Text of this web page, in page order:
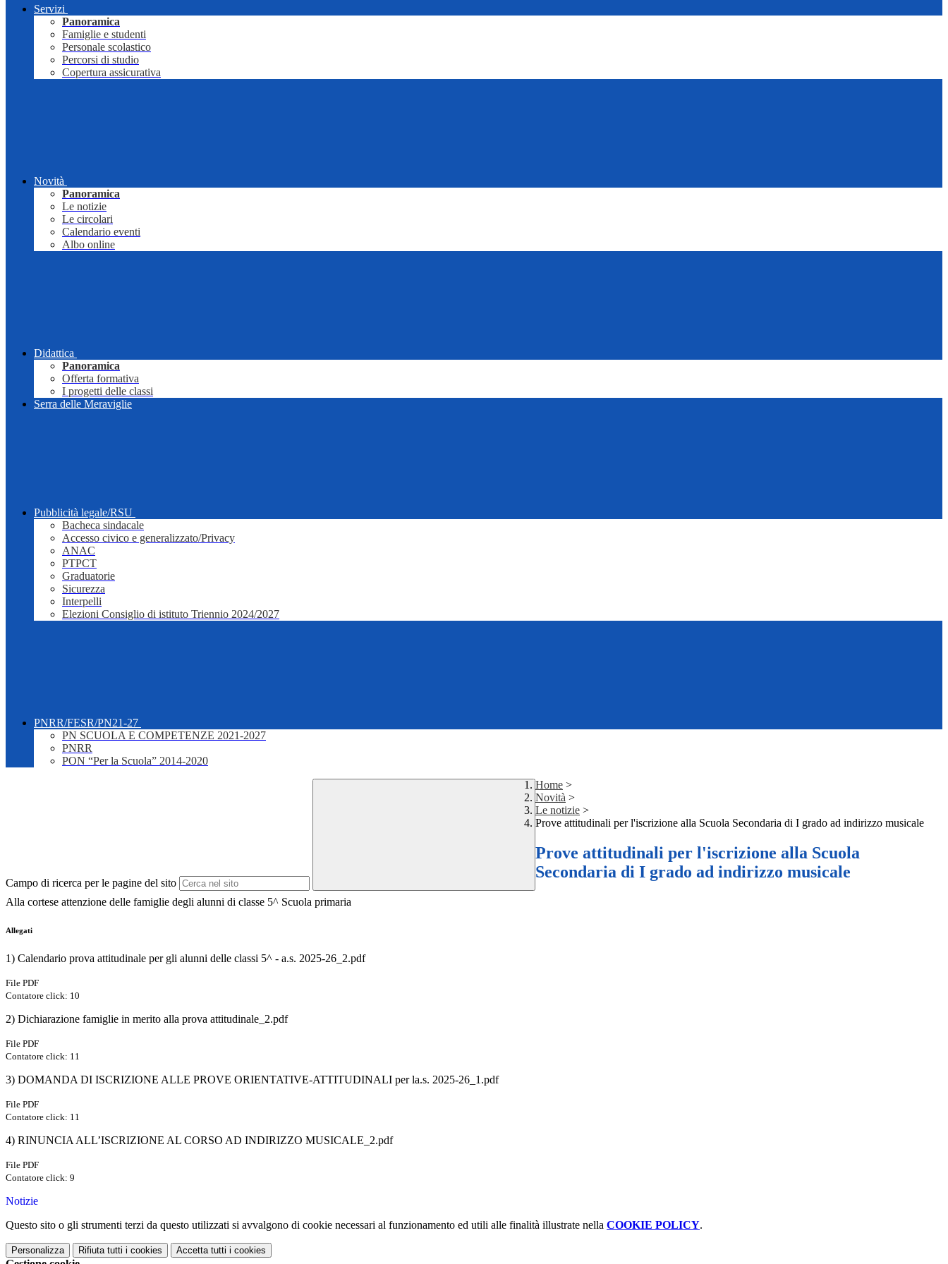
Servizi
Panoramica
Famiglie e studenti
Personale scolastico
Percorsi di studio
Copertura assicurativa
Novità
Panoramica
Le notizie
Le circolari
Calendario eventi
Albo online
Didattica
Panoramica
Offerta formativa
I progetti delle classi
Serra delle Meraviglie
Pubblicità legale/RSU
Bacheca sindacale
Accesso civico e generalizzato/Privacy
ANAC
PTPCT
Graduatorie
Sicurezza
Interpelli
Elezioni Consiglio di istituto Triennio 2024/2027
PNRR/FESR/PN21-27
PN SCUOLA E COMPETENZE 2021-2027
PNRR
PON “Per la Scuola” 2014-2020
Campo di ricerca per le pagine del sito
Home >
Novità >
Le notizie >
Prove attitudinali per l'iscrizione alla Scuola Secondaria di I grado ad indirizzo musicale
Prove attitudinali per l'iscrizione alla Scuola
Secondaria di I grado ad indirizzo musicale
Alla cortese attenzione delle famiglie degli alunni di classe 5^ Scuola primaria
Allegati
1) Calendario prova attitudinale per gli alunni delle classi 5^ - a.s. 2025-26_2.pdf
File PDF
Contatore click: 10
2) Dichiarazione famiglie in merito alla prova attitudinale_2.pdf
File PDF
Contatore click: 11
3) DOMANDA DI ISCRIZIONE ALLE PROVE ORIENTATIVE-ATTITUDINALI per la.s. 2025-26_1.pdf
File PDF
Contatore click: 11
4) RINUNCIA ALL’ISCRIZIONE AL CORSO AD INDIRIZZO MUSICALE_2.pdf
File PDF
Contatore click: 9
Notizie
Questo sito o gli strumenti terzi da questo utilizzati si avvalgono di cookie necessari al funzionamento ed utili alle finalità illustrate nella COOKIE POLICY.
Personalizza Rifiuta tutti i cookies Accetta tutti i cookies